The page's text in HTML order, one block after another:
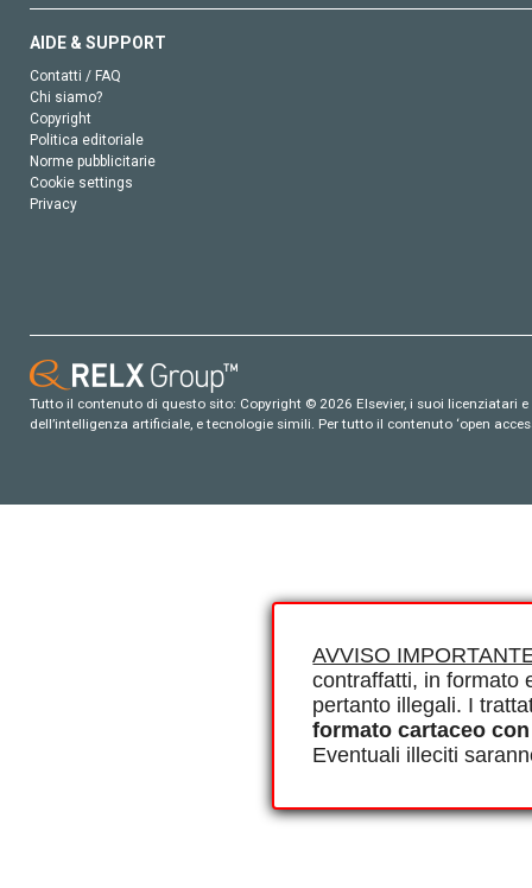
AVVISO
contraffatti, in formato
pertanto illegali. I
formato cartaceo
Eventuali illeciti
AIDE & SUPPORT
Contatti / FAQ
Chi siamo?
Copyright
Politica editoriale
Norme pubblicitarie
Cookie settings
Privacy
Tutto il contenuto di questo sito: Copyright © 2026 Elsevier, i suoi
dell’intelligenza artificiale, e tecnologie simili. Per tutto il contenuto ‘open